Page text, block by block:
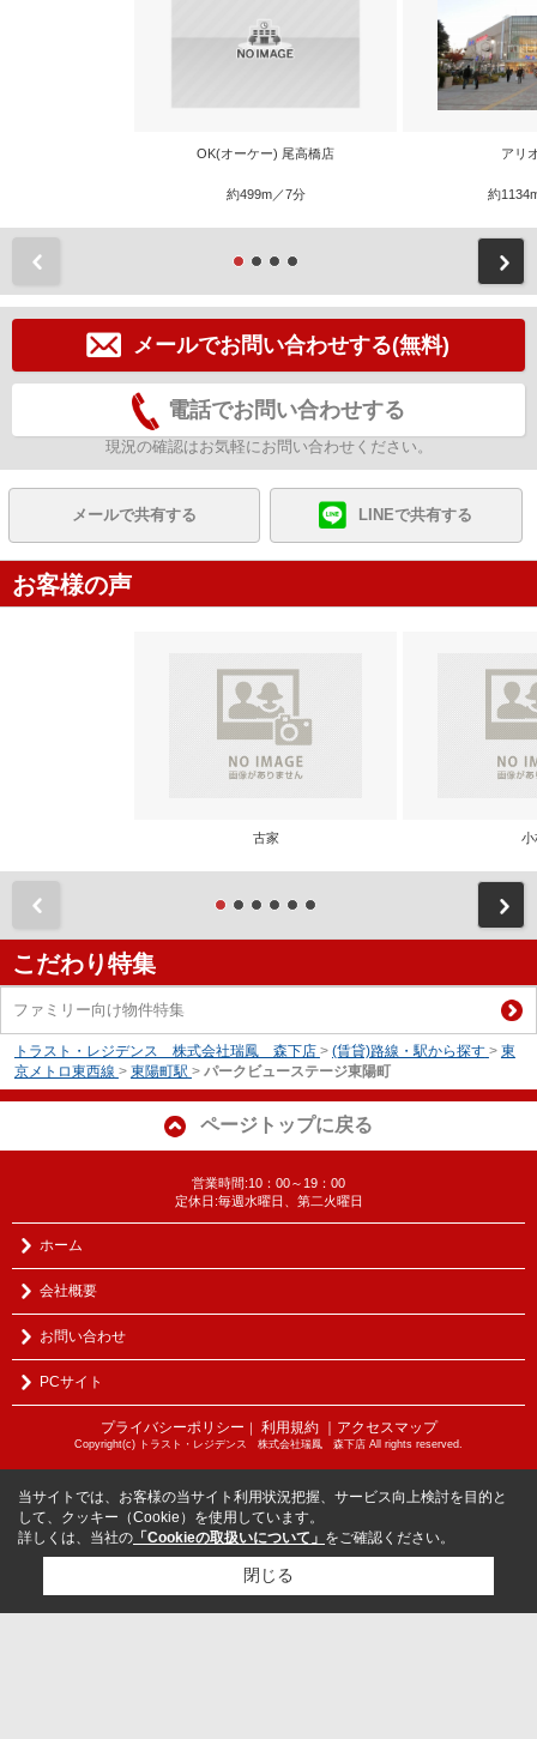
OK(オーケー) 尾高橋店
約499m／7分
アリ
約
メールでお問い合わせする(無料)
電話でお問い合わせする
現況の確認はお気軽にお問い合わせください。
メールで共有する LINEで共有する
お客様の声
古家 小
こだわり特集
ファミリー向け物件特集
トラスト・レジデンス 株式会社瑞鳳 森下店 > (賃貸)路線・駅から探す > 東
京メトロ東西線 > 東陽町駅 > パークビューステージ東陽町
ページトップに戻る
営業時間:10：00～19：00
定休日:毎週水曜日、第二火曜日
ホーム
会社概要
お問い合わせ
PCサイト
プライバシーポリシー 利用規約 ｜アクセスマップ
Copyright(c) トラスト・レジデンス 株式会社瑞鳳 森下店 All rights reserved.
当サイトでは、お客様の当サイト利用状況把握、サービス向上検討を目的と
して、クッキー（Cookie）を使用しています。
詳しくは、当社の 「Cookieの取扱いについて」 をご確認ください。
閉じる